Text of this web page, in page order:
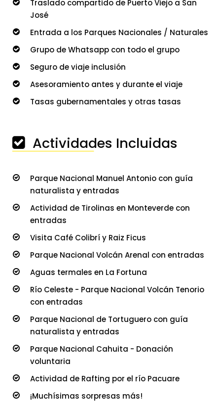
Traslado compartido de Puerto Viejo a San
José
Entrada a los Parques Nacionales / Naturales
Grupo de Whatsapp con todo el grupo
Seguro de viaje inclusión
Asesoramiento antes y durante el viaje
Tasas gubernamentales y otras tasas
Actividades Incluidas
───────────────
Parque Nacional Manuel Antonio con guía
naturalista y entradas
Actividad de Tirolinas en Monteverde con
entradas
Visita Café Colibrí y Raiz Ficus
Parque Nacional Volcán Arenal con entradas
Aguas termales en La Fortuna
Río Celeste - Parque Nacional Volcán Tenorio
con entradas
Parque Nacional de Tortuguero con guía
naturalista y entradas
Parque Nacional Cahuita - Donación
voluntaria
Actividad de Rafting por el río Pacuare
¡Muchísimas sorpresas más!